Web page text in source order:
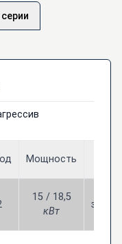
Мощность
15 / 18,5
кВт